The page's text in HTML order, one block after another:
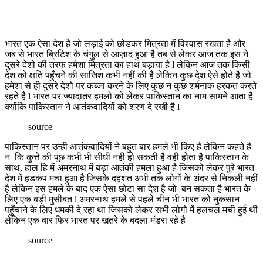
भारत एक ऐसा देश है जो लड़ाई को छोडकर मित्रता में विश्वास रखता है और
जब से भारत ब्रिटिश के चंगुल से आज़ाद हुआ है तब से लेकर आज तक इस ने
दुसरे देशो की तरफ हमेशा मित्रता का हाथ बड़ाया है l लेकिन आज तक किसी
देश को क्षति पहुँचने की साजिश कभी नहीं की है लेकिन कुछ देश ऐसे होते है जो
हमेशा से ही दुसरे देशो पर कब्जा करने के लिए कुछ न कुछ शर्मनाक हरकत करते
रहते है l भारत पर ज्यादातर हमलो को लेकर पाकिस्तान का नाम सामने आता है
क्योंकि पाकिस्तान ने आतंकवादियों को शरण दे रखी है l
source
पाकिस्तान पर उन्ही आतंकवादियों ने बहुत बार हमले भी किए है लेकिन कहते है
न कि कुत्ते की पूंछ कभी भी सीधी नही हो सकती है वही होता है पाकिस्तान के
साथ, हाल हि में अमरनाथ में बड़ा आतंकी हमला हुआ है जिसको लेकर पुरे भारत
देश में हडकंप मचा हुआ है जिसके दहशत अभी तक लोगों के अंदर से निकली नहीं
है लेकिन इस हमले के बाद एक ऐसा छोटा सा देश है जो बन सकता है भारत के
लिए एक बड़ी मुसीबत l अमरनाथ हमले से पहले चीन भी भारत को नुकसान
पहुँचाने के लिए धमकी दे रहा था जिसको लेकर सभी लोगो में हलचल मची हुई थी
लेकिन एक बार फिर भारत पर खतरे के बदला मंडरा रहे है
source